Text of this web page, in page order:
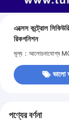
এক্সেস কন্ট্রোল
রিকগনিশন
মূল্য：আলোচনাযোগ্য
ভালো
পণ্যের বর্ণনা